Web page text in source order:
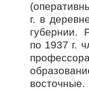
г. в
губернии.
по 1937 г.